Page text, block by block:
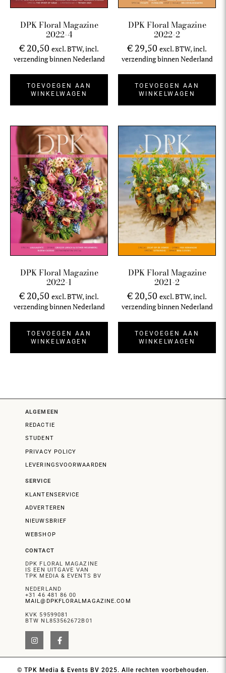
DPK Floral Magazine
2022-4
€20,50 excl. BTW, incl.
verzending binnen Nederland
TOEVOEGEN AAN
WINKELWAGEN
DPK Floral Magazine
2022-2
€29,50 excl. BTW, incl.
verzending binnen Nederland
TOEVOEGEN AAN
WINKELWAGEN
DPK Floral Magazine
2022-1
€20,50 excl. BTW, incl.
verzending binnen Nederland
TOEVOEGEN AAN
WINKELWAGEN
DPK Floral Magazine
2021-2
€20,50 excl. BTW, incl.
verzending binnen Nederland
TOEVOEGEN AAN
WINKELWAGEN
ALGEMEEN
REDACTIE
STUDENT
PRIVACY POLICY
LEVERINGSVOORWAARDEN
SERVICE
KLANTENSERVICE
ADVERTEREN
NIEUWSBRIEF
WEBSHOP
CONTACT
DPK FLORAL MAGAZINE
IS EEN UITGAVE VAN
TPK MEDIA & EVENTS BV
NEDERLAND
+31 46 481 86 00
MAIL@DPKFLORALMAGAZINE.COM
KVK 59599081
BTW NL853562672B01
© TPK Media & Events BV 2025. Alle rechten voorbehouden.